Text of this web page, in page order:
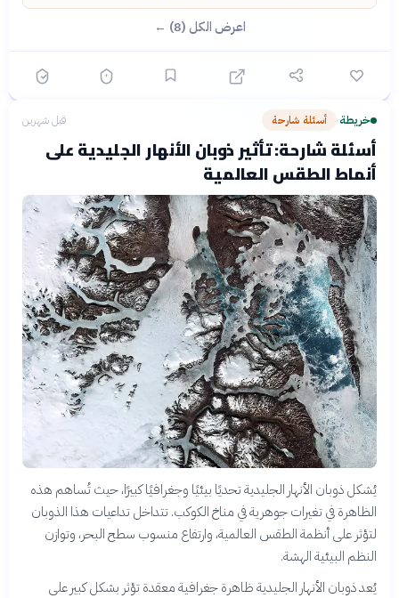
اعرض الكل (8) ←
خريطة› أسئلة شارحة قبل شهرين
أسئلة شارحة: تأثير ذوبان الأنهار الجليدية على
أنماط الطقس العالمية
يُشكل ذوبان الأنهار الجليدية تحديًا بيئيًا وجغرافيًا كبيرًا، حيث تُساهم هذه
الظاهرة في تغيرات جوهرية في مناخ الكوكب. تتداخل تداعيات هذا الذوبان
لتؤثر على أنظمة الطقس العالمية، وارتفاع منسوب سطح البحر، وتوازن
النظم البيئية الهشة.
يُعد ذوبان الأنهار الجليدية ظاهرة جغرافية معقدة تؤثر بشكل كبير على